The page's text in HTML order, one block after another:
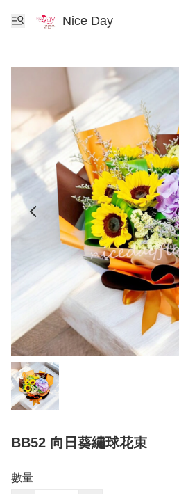
Nice Day
BB52 向日葵繡球花束
數量